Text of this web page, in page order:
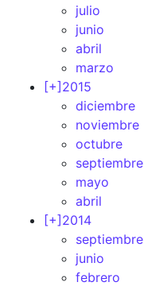
julio
junio
abril
marzo
[+] 2015
diciembre
noviembre
octubre
septiembre
mayo
abril
[+] 2014
septiembre
junio
febrero